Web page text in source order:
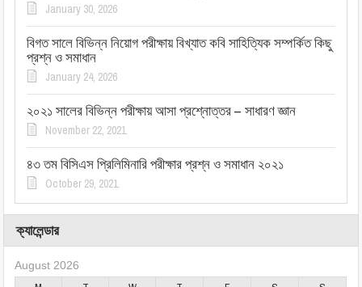
January 30, 2026
বিগত সালে বিভিন্ন নিয়োগ পরীক্ষায় বিখ্যাত কবি সাহিত্যিক সম্পর্কিত কিছু
প্রশ্ন ও সমাধান
January 24, 2026
২০২১ সালের বিভিন্ন পরীক্ষায় আসা প্রশ্নোত্তর – সাধারণ জ্ঞান
November 22, 2021
৪৩ তম বিসিএস প্রিলিমিনারি পরীক্ষার প্রশ্ন ও সমাধান ২০২১
October 29, 2021
ক্যালেন্ডার
August 2026